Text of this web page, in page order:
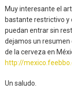
Muy interesante el
bastante restrictivo y
puedan entrar sin
dejamos un
de la cerveza en
http://
Un saludo.